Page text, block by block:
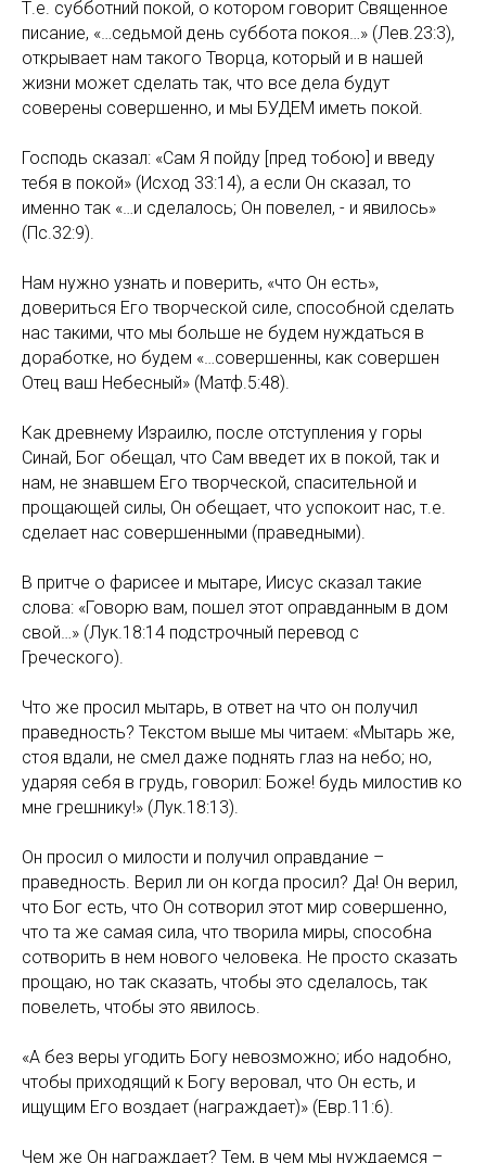
Т.е. субботний покой, о котором говорит Священное
писание, «…седьмой день суббота покоя…» (Лев.23:3),
открывает нам такого Творца, который и в нашей
жизни может сделать так, что все дела будут
соверены совершенно, и мы БУДЕМ иметь покой.
Господь сказал: «Сам Я пойду [пред тобою] и введу
тебя в покой» (Исход 33:14), а если Он сказал, то
именно так «…и сделалось; Он повелел, - и явилось»
(Пс.32:9).
Нам нужно узнать и поверить, «что Он есть»,
довериться Его творческой силе, способной сделать
нас такими, что мы больше не будем нуждаться в
доработке, но будем «…совершенны, как совершен
Отец ваш Небесный» (Матф.5:48).
Как древнему Израилю, после отступления у горы
Синай, Бог обещал, что Сам введет их в покой, так и
нам, не знавшем Его творческой, спасительной и
прощающей силы, Он обещает, что успокоит нас, т.е.
сделает нас совершенными (праведными).
В притче о фарисее и мытаре, Иисус сказал такие
слова: «Говорю вам, пошел этот оправданным в дом
свой…» (Лук.18:14 подстрочный перевод с
Греческого).
Что же просил мытарь, в ответ на что он получил
праведность? Текстом выше мы читаем: «Мытарь же,
стоя вдали, не смел даже поднять глаз на небо; но,
ударяя себя в грудь, говорил: Боже! будь милостив ко
мне грешнику!» (Лук.18:13).
Он просил о милости и получил оправдание –
праведность. Верил ли он когда просил? Да! Он верил,
что Бог есть, что Он сотворил этот мир совершенно,
что та же самая сила, что творила миры, способна
сотворить в нем нового человека. Не просто сказать
прощаю, но так сказать, чтобы это сделалось, так
повелеть, чтобы это явилось.
«А без веры угодить Богу невозможно; ибо надобно,
чтобы приходящий к Богу веровал, что Он есть, и
ищущим Его воздает (награждает)» (Евр.11:6).
Чем же Он награждает? Тем, в чем мы нуждаемся –